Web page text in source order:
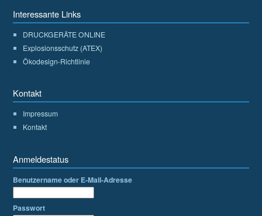
Interessante Links
DRUCKGERÄTE ONLINE
Explosionsschutz (ATEX)
Ökodesign-Richtlinie
Kontakt
Impressum
Kontakt
Anmeldestatus
Benutzername oder E-Mail-Adresse
Passwort